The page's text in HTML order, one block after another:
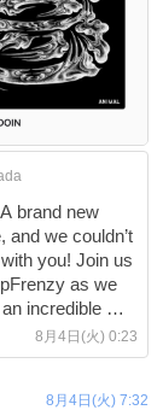
we couldn’t
Join us
as we
incredible mix
favorites,
we know
8月4日(火) 0:23
8月4日(火) 7:32